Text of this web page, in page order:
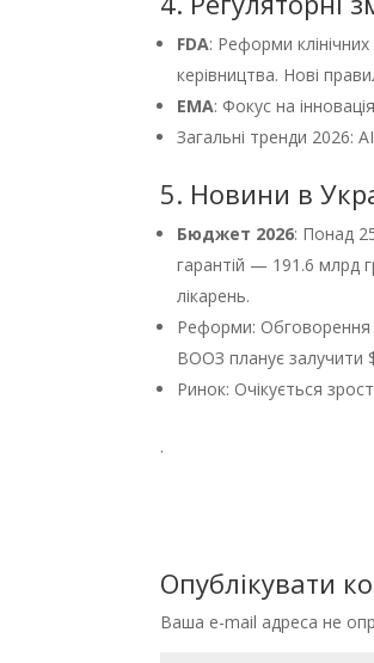
FDA: Реформи
керівництва. Нові
EMA: Фокус на
Загальні тренди 2026:
5. Новини в
Бюджет 2026: Понад
гарантій — 191.6 млрд
лікарень.
Реформи: Обговорення
ВООЗ планує залучити
Ринок: Очікується
.
Опублікувати
Ваша e-mail адреса не